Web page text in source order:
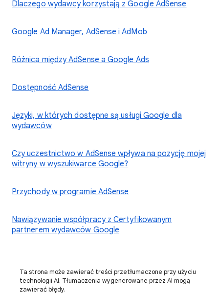
Dlaczego wydawcy korzystają z Google AdSense
Google Ad Manager, AdSense i AdMob
Różnica między AdSense a Google Ads
Dostępność AdSense
Języki, w których dostępne są usługi Google dla
wydawców
Czy uczestnictwo w AdSense wpływa na pozycję mojej
witryny w wyszukiwarce Google?
Przychody w programie AdSense
Nawiązywanie współpracy z Certyfikowanym
partnerem wydawców Google
Ta strona może zawierać treści przetłumaczone przy użyciu
technologii AI. Tłumaczenia wygenerowane przez AI mogą
zawierać błędy.